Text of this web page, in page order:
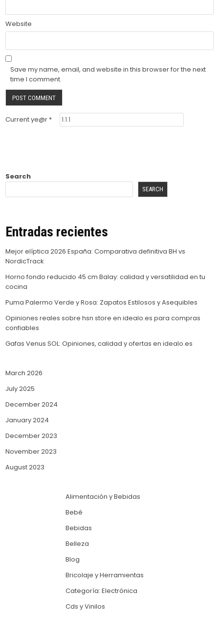
Website
Save my name, email, and website in this browser for the next
time I comment.
Current ye@r *
Search
SEARCH
Entradas recientes
Mejor elíptica 2026 España: Comparativa definitiva BH vs
NordicTrack
Horno fondo reducido 45 cm Balay: calidad y versatilidad en tu
cocina
Puma Palermo Verde y Rosa: Zapatos Estilosos y Asequibles
Opiniones reales sobre hsn store en idealo.es para compras
confiables
Gafas Venus SOL: Opiniones, calidad y ofertas en idealo.es
March 2026
July 2025
December 2024
January 2024
December 2023
November 2023
August 2023
Alimentación y Bebidas
Bebé
Bebidas
Belleza
Blog
Bricolaje y Herramientas
Categoría: Electrónica
Cds y Vinilos